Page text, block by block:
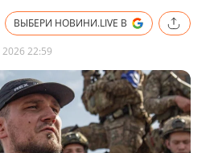
ВЫБЕРИ НОВИНИ.LIVE В
2026 22:59